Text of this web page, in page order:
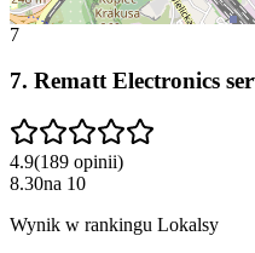
7
7. Rematt Electronics
4.9(189 opinii)
8.30na 10
Wynik w rankingu Lokalsy